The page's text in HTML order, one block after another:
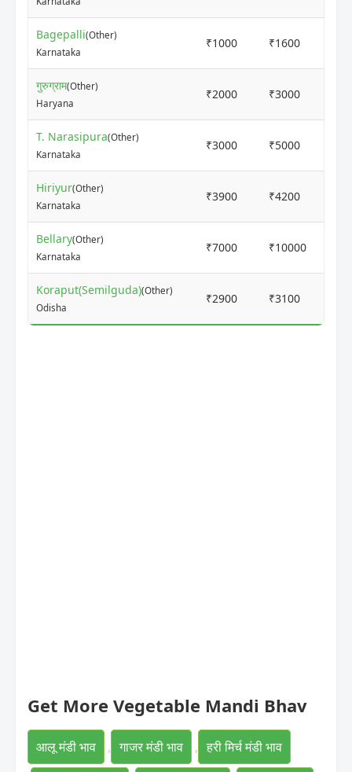
Bagepalli(Other)
Karnataka
₹1000 ₹1600
गुरुग्राम(Other)
Haryana
₹2000 ₹3000
T. Narasipura(Other)
Karnataka
₹3000 ₹5000
Hiriyur(Other)
Karnataka
₹3900 ₹4200
Bellary(Other)
Karnataka
₹7000 ₹10000
Koraput(Semilguda)(Other)
Odisha
₹2900 ₹3100
Get More Vegetable Mandi Bhav
आलू मंडी भाव , गाजर मंडी भाव , हरी मिर्च मंडी भाव